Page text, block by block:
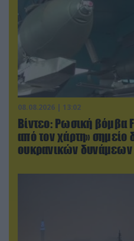
08.08.2026 | 13:02
Βίντεο: Ρωσική βόμβα
από τον χάρτη» σημείο
ουκρανικών δυνάμεων